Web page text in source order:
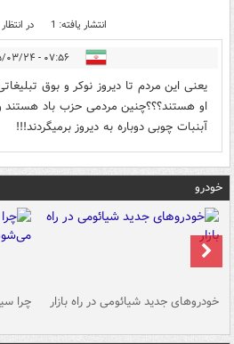
انتشار یافته: 1 در
۰۷:۵۶ - ۱۴۰۵/۰۳/۲۴
یعنی این مردم تا دیروز نوکر و بوق
او هستند؟؟؟چنین مردمی حزب باد هستند
آبنبات چوبی دوباره به دیروز برمیگردند!!!
خودرو
خودروهای جدید شیائومی در راه بازار چرا